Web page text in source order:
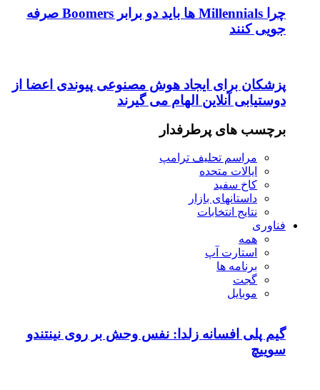
چرا Millennials ها باید دو برابر Boomers صرفه
جویی کنند
پزشکان برای ایجاد هوش مصنوعی پیوندی اعضا از
دوستیابی آنلاین الهام می گیرند
برچسب های پرطرفدار
مراسم تحلیف ترامپ
ایالات متحده
کاخ سفید
داستانهای بازار
نتایج انتخابات
فناوری
همه
استارت آپ
برنامه ها
گجت
موبایل
گیم پلی افسانه زلدا: نفس وحش بر روی نینتندو
سوییچ